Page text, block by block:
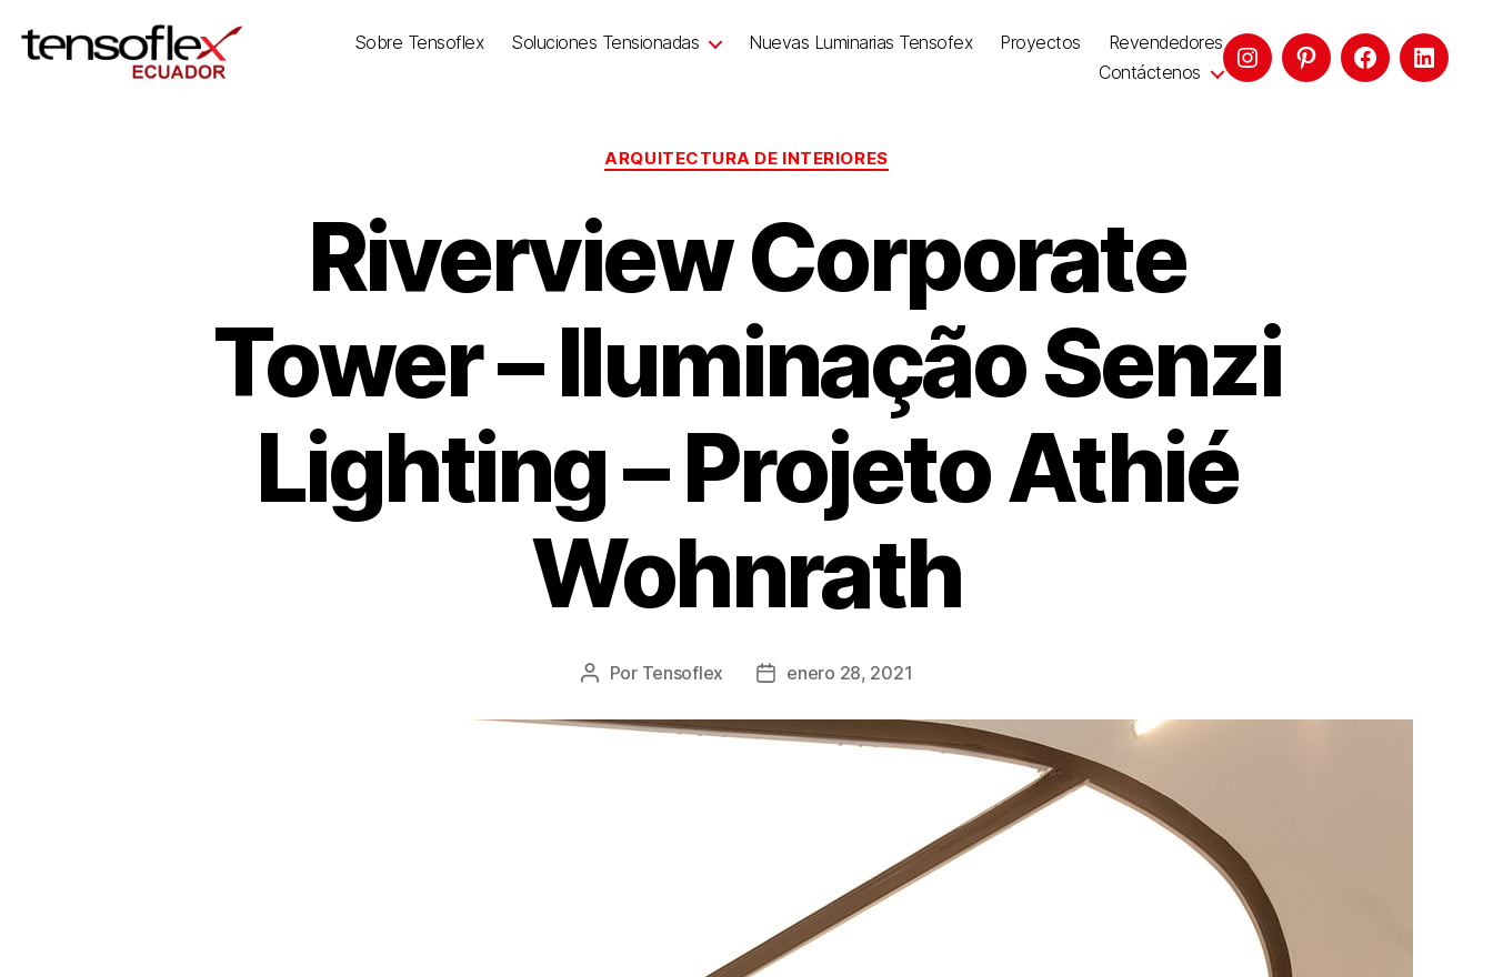
Sobre Tensoflex Soluciones Tensionadas Nuevas Luminarias Tensofex Proyectos
Revendedores
Contáctenos
ARQUITECTURA DE INTERIORES
Riverview Corporate
Tower – Iluminação Senzi
Lighting – Projeto Athié
Wohnrath
Por Tensoflex enero 28, 2021